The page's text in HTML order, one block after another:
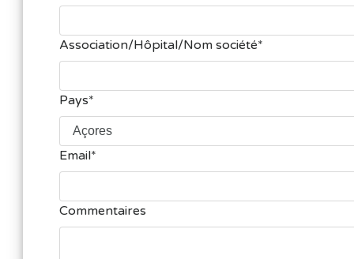
Association/Hôpital/Nom société
Pays
Email
Commentaires